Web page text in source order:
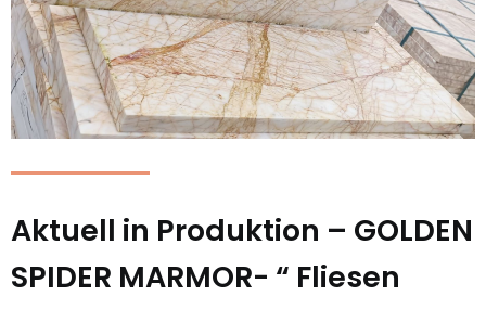
Aktuell in Produktion – GOLDEN
SPIDER MARMOR- “ Fliesen